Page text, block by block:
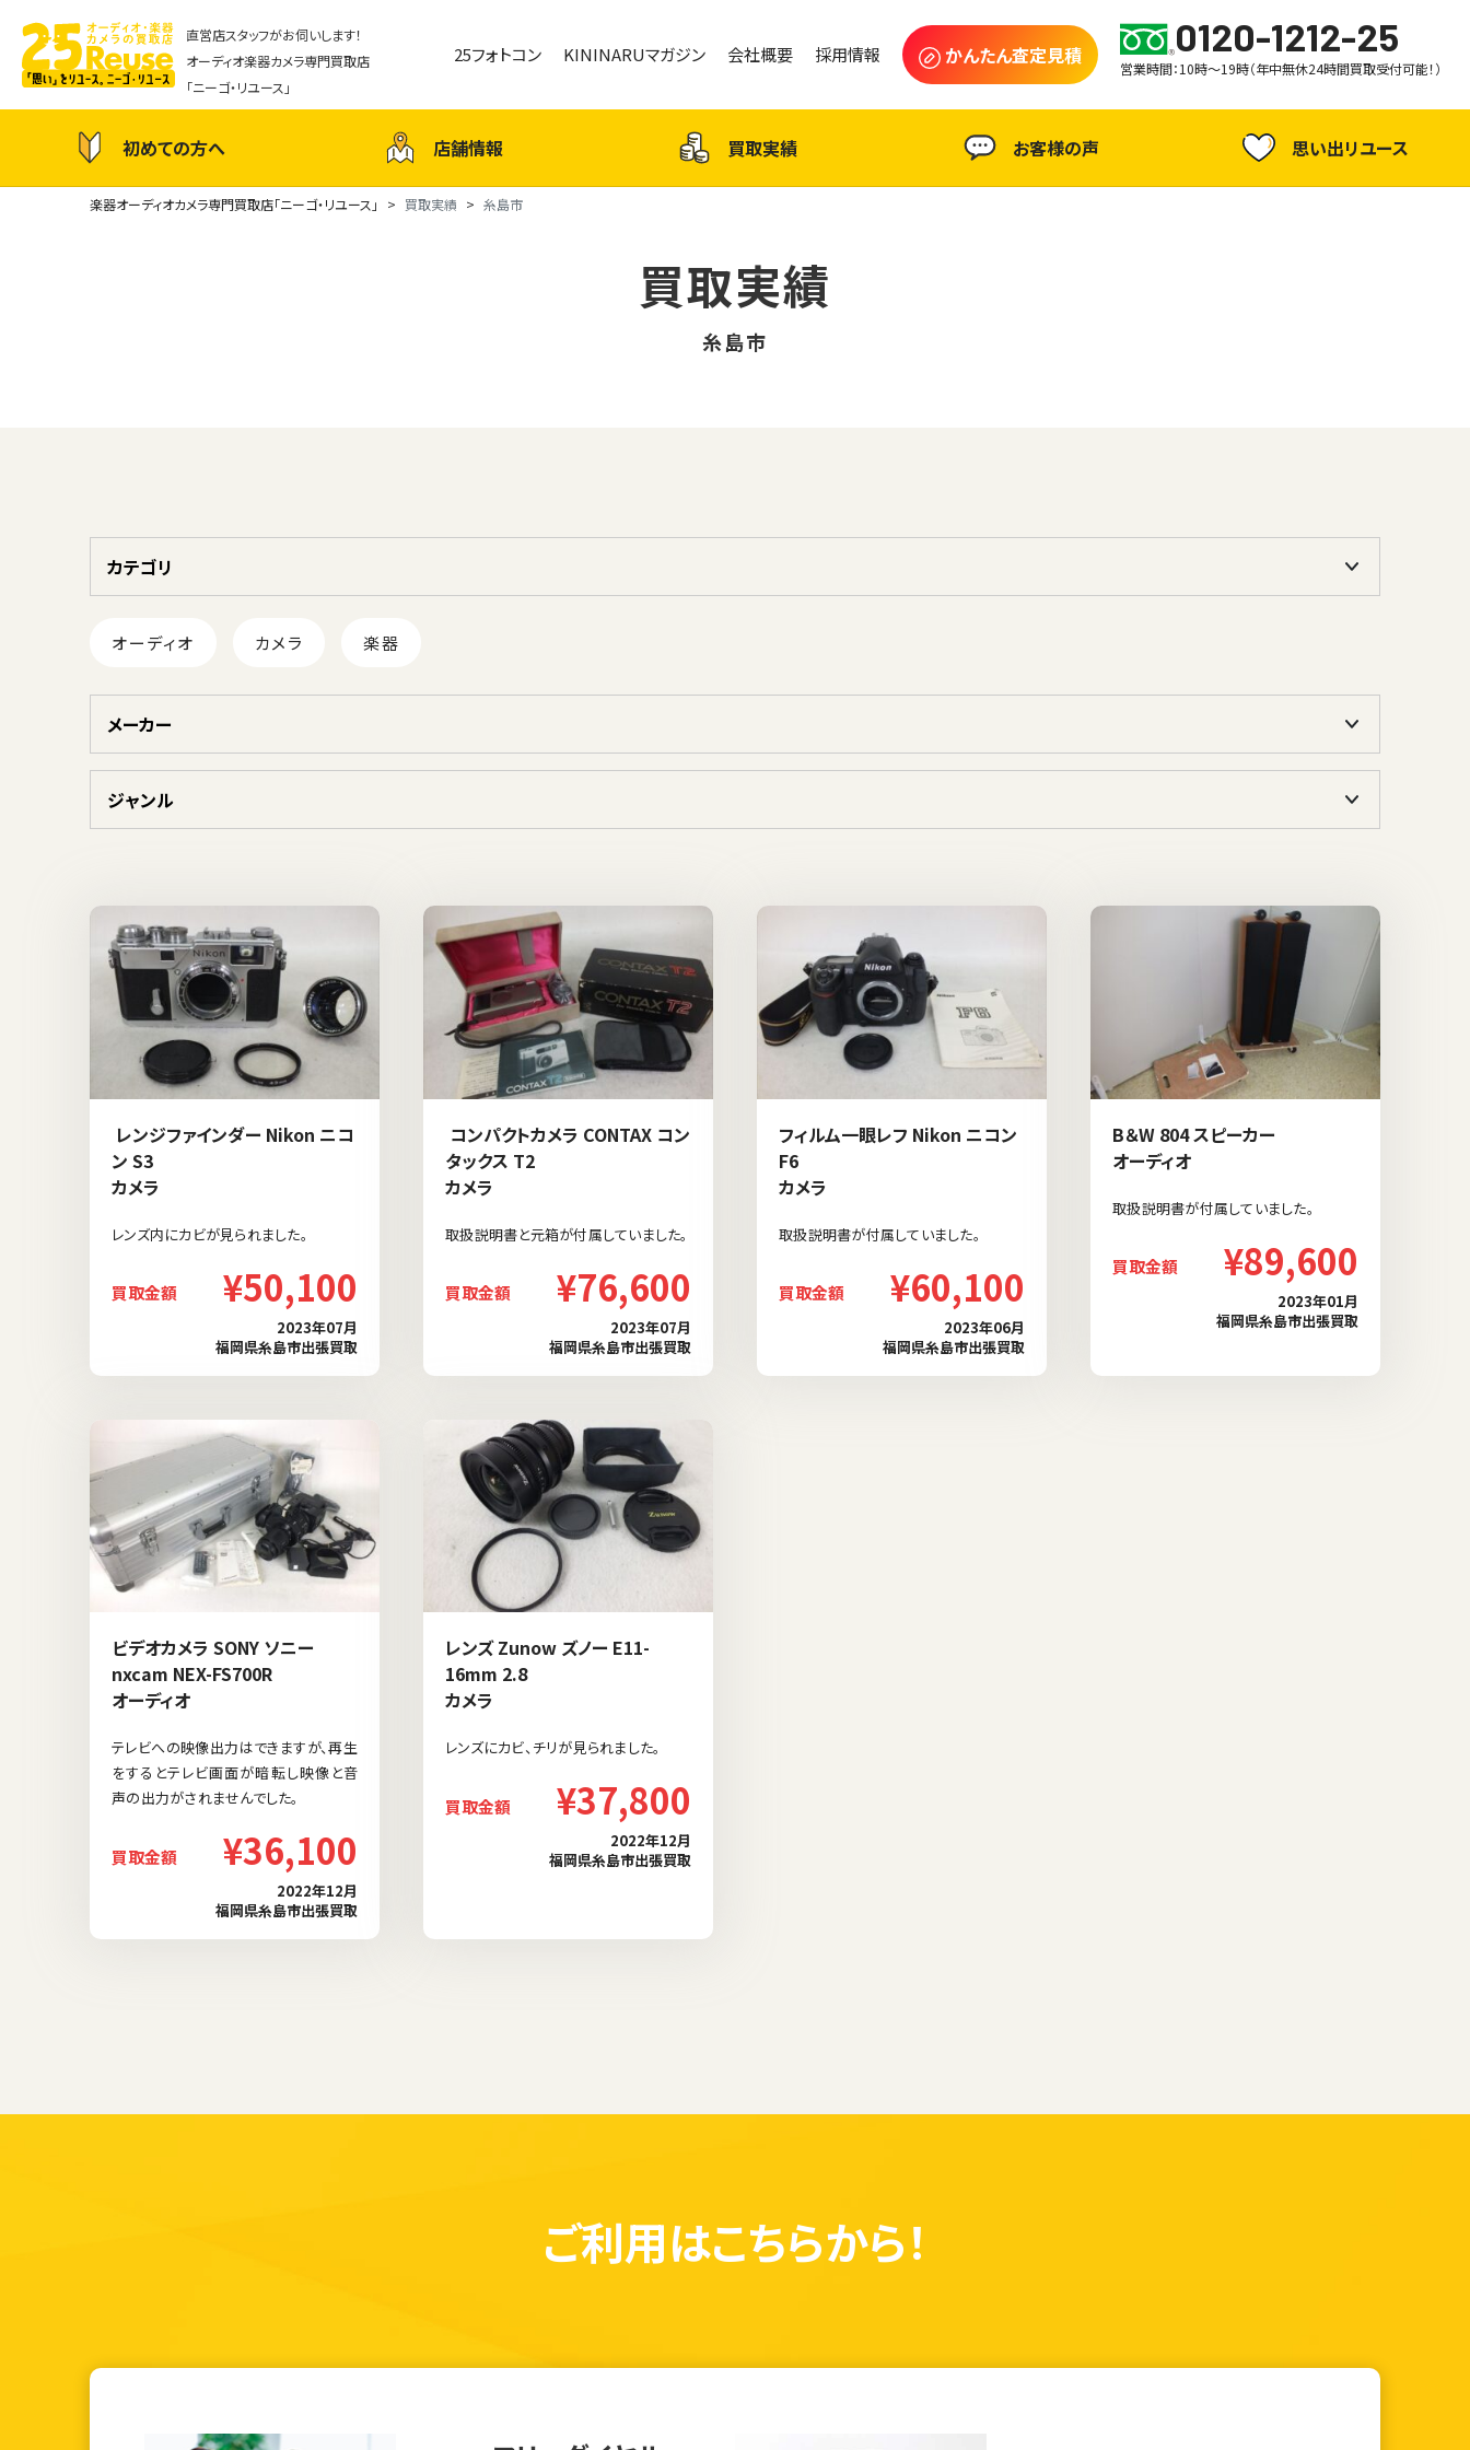
直営店スタッフがお伺いします！
オーディオ楽器カメラ専門買取店
「ニーゴ・リユース」
25フォトコン KININARUマガジン 会社概要 採用情報 かんたん査定見積 0120-1212-25
営業時間：10時～19時（年中無休24時間買取受付可能！）
初めての方へ 店舗情報 買取実績 お客様の声 思い出リユース
楽器オーディオカメラ専門買取店「ニーゴ・リユース」 買取実績 糸島市
買取実績
糸島市
カテゴリ
オーディオ カメラ 楽器
メーカー
ジャンル
レンジファインダー Nikon ニコ
ン S3
カメラ
レンズ内にカビが見られました。
買取金額 ¥50,100
2023年07月
福岡県糸島市出張買取
コンパクトカメラ CONTAX コン
タックス T2
カメラ
取扱説明書と元箱が付属していました。
買取金額 ¥76,600
2023年07月
福岡県糸島市出張買取
フィルム一眼レフ Nikon ニコン
F6
カメラ
取扱説明書が付属していました。
買取金額 ¥60,100
2023年06月
福岡県糸島市出張買取
B＆W 804 スピーカー
オーディオ
取扱説明書が付属していました。
買取金額 ¥89,600
2023年01月
福岡県糸島市出張買取
ビデオカメラ SONY ソニー
nxcam NEX-FS700R
オーディオ
テレビへの映像出力はできますが、再生
をするとテレビ画面が暗転し映像と音
声の出力がされませんでした。
買取金額 ¥36,100
2022年12月
福岡県糸島市出張買取
レンズ Zunow ズノー E11-
16mm 2.8
カメラ
レンズにカビ、チリが見られました。
買取金額 ¥37,800
2022年12月
福岡県糸島市出張買取
ご利用はこちらから！